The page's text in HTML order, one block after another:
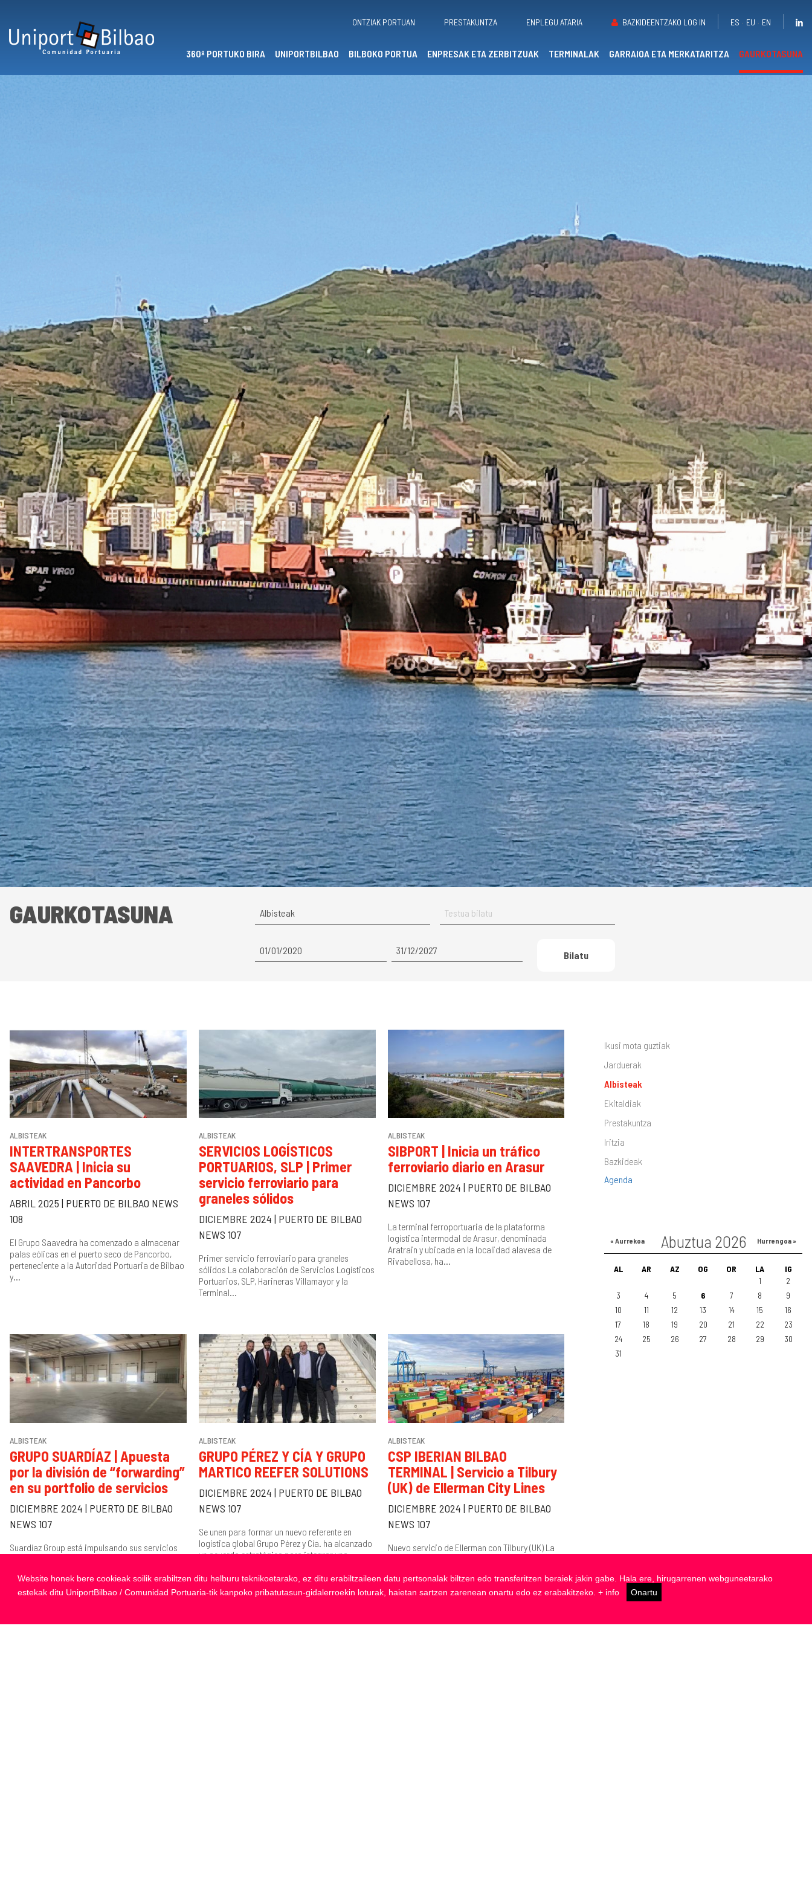
ONTZIAK PORTUAN PRESTAKUNTZA ENPLEGU ATARIA BAZKIDEENTZAKO LOG IN ES EU EN
360º PORTUKO BIRA UNIPORTBILBAO BILBOKO PORTUA ENPRESAK ETA ZERBITZUAK TERMINALAK GARRAIOA ETA MERKATARITZA GAURKOTASUNA
GAURKOTASUNA
Bilatu
ALBISTEAK
INTERTRANSPORTES
SAAVEDRA | Inicia su
actividad en Pancorbo
ABRIL 2025 | PUERTO DE BILBAO NEWS
108
El Grupo Saavedra ha comenzado a almacenar
palas eólicas en el puerto seco de Pancorbo,
perteneciente a la Autoridad Portuaria de Bilbao
y...
ALBISTEAK
SERVICIOS LOGÍSTICOS
PORTUARIOS, SLP | Primer
servicio ferroviario para
graneles sólidos
DICIEMBRE 2024 | PUERTO DE BILBAO
NEWS 107
Primer servicio ferroviario para graneles
sólidos La colaboración de Servicios Logísticos
Portuarios, SLP, Harineras Villamayor y la
Terminal...
ALBISTEAK
SIBPORT | Inicia un tráfico
ferroviario diario en Arasur
DICIEMBRE 2024 | PUERTO DE BILBAO
NEWS 107
La terminal ferroportuaria de la plataforma
logística intermodal de Arasur, denominada
Aratrain y ubicada en la localidad alavesa de
Rivabellosa, ha...
ALBISTEAK
GRUPO SUARDÍAZ | Apuesta
por la división de “forwarding”
en su portfolio de servicios
DICIEMBRE 2024 | PUERTO DE BILBAO
NEWS 107
Suardíaz Group está impulsando sus servicios
actúa como...
ALBISTEAK
GRUPO PÉREZ Y CÍA Y GRUPO
MARTICO REEFER SOLUTIONS
DICIEMBRE 2024 | PUERTO DE BILBAO
NEWS 107
Se unen para formar un nuevo referente en
logística global Grupo Pérez y Cía. ha alcanzado
un acuerdo estratégico para integrar una
ALBISTEAK
CSP IBERIAN BILBAO
TERMINAL | Servicio a Tilbury
(UK) de Ellerman City Lines
DICIEMBRE 2024 | PUERTO DE BILBAO
NEWS 107
Nuevo servicio de Ellerman con Tilbury (UK) La
reactivado...
Ikusi mota guztiak
Jarduerak
Albisteak
Ekitaldiak
Prestakuntza
Iritzia
Bazkideak
Agenda
Abuztua 2026
« Aurrekoa Hurrengoa »
AL AR AZ OG OR LA
IG
1
2
3
4 5 6 7 8
9
10
11 12 13 14 15
16
17
18 19 20 21 22
23
24
25 26 27 28 29
30
31
Website honek bere cookieak soilik erabiltzen ditu helburu teknikoetarako, ez ditu erabiltzaileen datu pertsonalak biltzen edo transferitzen beraiek jakin gabe. Hala ere, hirugarrenen webguneetarako
estekak ditu UniportBilbao / Comunidad Portuaria-tik kanpoko pribatutasun-gidalerroekin loturak, haietan sartzen zarenean onartu edo ez erabakitzeko. + info Onartu